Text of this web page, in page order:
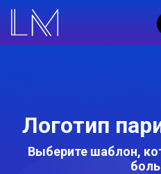
Логотип
Выберите шаблон,